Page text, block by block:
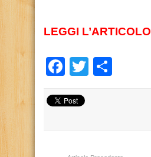
LEGGI L’ARTICOLO
Facebook
Twitter